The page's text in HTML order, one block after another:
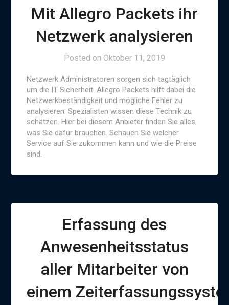
Mit Allegro Packets ihr
Netzwerk analysieren
Posted on Oktober 11, 2019
Netzwerk Administratoren sorgen sich tagtäglich
um die IT Sicherheit. Allegro Packets hilft dabei die
Netzwerkbeständigkeit und mögliche Fehler zu
analysieren. Spezialisten wissen diese Technik zu
schätzen. Hier bei diesem Anbieter finden Sie alles,
was Sie dafür brauchen. Schauen Sie welcher
Service auf Sie zukommen kann und wie die Preise
sind.
Erfassung des
Anwesenheitsstatus
aller Mitarbeiter von
einem